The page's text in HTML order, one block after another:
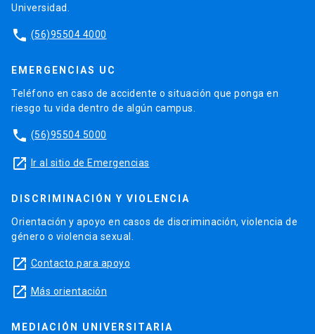
Universidad.
phone (56)95504 4000
EMERGENCIAS UC
Teléfono en caso de accidente o situación que ponga en
riesgo tu vida dentro de algún campus.
phone (56)95504 5000
launch Ir al sitio de Emergencias
DISCRIMINACIÓN Y VIOLENCIA
Orientación y apoyo en casos de discriminación, violencia de
género o violencia sexual.
launch Contacto para apoyo
launch Más orientación
MEDIACIÓN UNIVERSITARIA